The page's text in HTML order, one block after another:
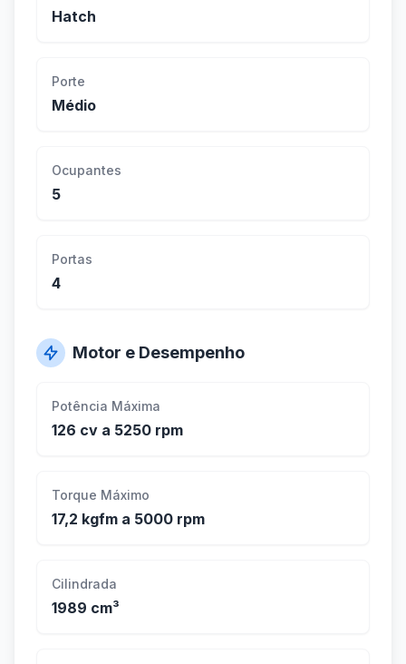
Hatch
Porte
Médio
Ocupantes
5
Portas
4
Motor e Desempenho
Potência Máxima
126 cv a 5250 rpm
Torque Máximo
17,2 kgfm a 5000 rpm
Cilindrada
1989 cm³